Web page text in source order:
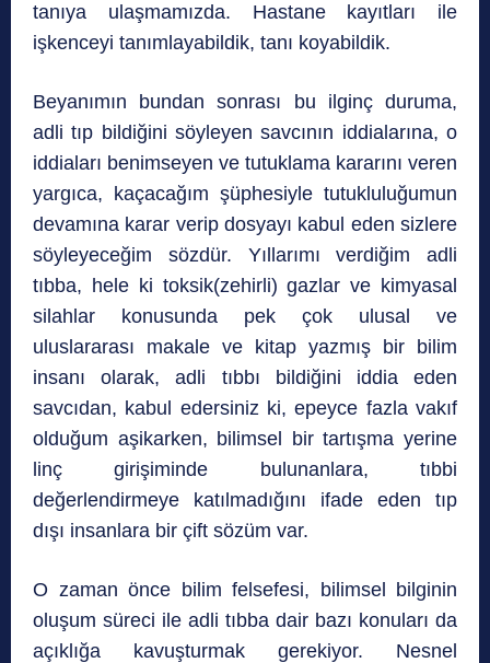
tanıya ulaşmamızda. Hastane kayıtları ile
işkenceyi tanımlayabildik, tanı koyabildik.
Beyanımın bundan sonrası bu ilginç duruma,
adli tıp bildiğini söyleyen savcının iddialarına, o
iddiaları benimseyen ve tutuklama kararını veren
yargıca, kaçacağım şüphesiyle tutukluluğumun
devamına karar verip dosyayı kabul eden sizlere
söyleyeceğim sözdür. Yıllarımı verdiğim adli
tıbba, hele ki toksik(zehirli) gazlar ve kimyasal
silahlar konusunda pek çok ulusal ve
uluslararası makale ve kitap yazmış bir bilim
insanı olarak, adli tıbbı bildiğini iddia eden
savcıdan, kabul edersiniz ki, epeyce fazla vakıf
olduğum aşikarken, bilimsel bir tartışma yerine
linç girişiminde bulunanlara, tıbbi
değerlendirmeye katılmadığını ifade eden tıp
dışı insanlara bir çift sözüm var.
O zaman önce bilim felsefesi, bilimsel bilginin
oluşum süreci ile adli tıbba dair bazı konuları da
açıklığa kavuşturmak gerekiyor. Nesnel